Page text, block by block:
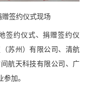
签约仪式现场
签约仪式、捐赠签约仪
苏州）有限公司、清航
航天科技有限公司、广
加。